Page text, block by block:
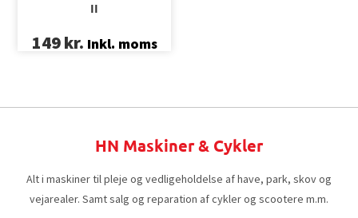
II
149kr. Inkl. moms
HN Maskiner & Cykler
Alt i maskiner til pleje og vedligeholdelse af have, park, skov og
vejarealer. Samt salg og reparation af cykler og scootere m.m.